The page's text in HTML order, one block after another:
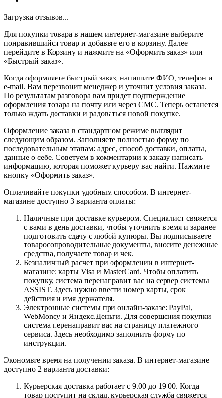
Загрузка отзывов...
Для покупки товара в нашем интернет-магазине выберите
понравившийся товар и добавьте его в корзину. Далее
перейдите в Корзину и нажмите на «Оформить заказ» или
«Быстрый заказ».
Когда оформляете быстрый заказ, напишите ФИО, телефон и
e-mail. Вам перезвонит менеджер и уточнит условия заказа.
По результатам разговора вам придет подтверждение
оформления товара на почту или через СМС. Теперь останется
только ждать доставки и радоваться новой покупке.
Оформление заказа в стандартном режиме выглядит
следующим образом. Заполняете полностью форму по
последовательным этапам: адрес, способ доставки, оплаты,
данные о себе. Советуем в комментарии к заказу написать
информацию, которая поможет курьеру вас найти. Нажмите
кнопку «Оформить заказ».
Оплачивайте покупки удобным способом. В интернет-
магазине доступно 3 варианта оплаты:
Наличные при доставке курьером. Специалист свяжется
с вами в день доставки, чтобы уточнить время и заранее
подготовить сдачу с любой купюры. Вы подписываете
товаросопроводительные документы, вносите денежные
средства, получаете товар и чек.
Безналичный расчет при оформлении в интернет-
магазине: карты Visa и MasterCard. Чтобы оплатить
покупку, система перенаправит вас на сервер системы
ASSIST. Здесь нужно ввести номер карты, срок
действия и имя держателя.
Электронные системы при онлайн-заказе: PayPal,
WebMoney и Яндекс.Деньги. Для совершения покупки
система перенаправит вас на страницу платежного
сервиса. Здесь необходимо заполнить форму по
инструкции.
Экономьте время на получении заказа. В интернет-магазине
доступно 2 варианта доставки:
Курьерская доставка работает с 9.00 до 19.00. Когда
товар поступит на склад, курьерская служба свяжется